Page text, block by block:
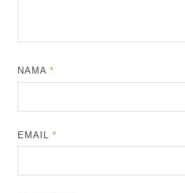
NAMA*
EMAIL*